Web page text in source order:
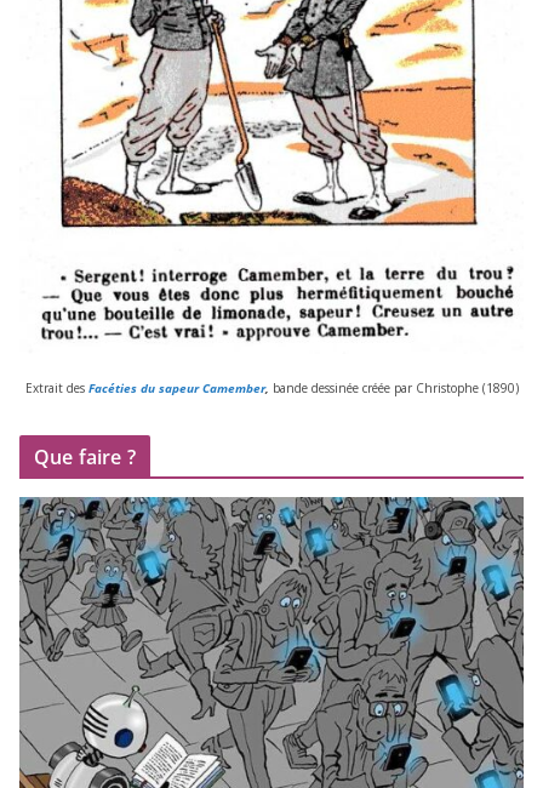
Extrait desFacéties du sapeur Camember, bande des­si­née créée par Christophe (1890)
Que faire ?